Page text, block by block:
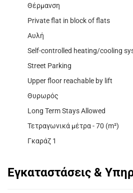
Θέρμανση
Private flat in block of flats
Αυλή
Self-controlled heating/cooling
Street Parking
Upper floor reachable by lift
Θυρωρός
Long Term Stays Allowed
Τετραγωνικά μέτρα - 70 (m²)
Γκαράζ 1
Εγκαταστάσεις &